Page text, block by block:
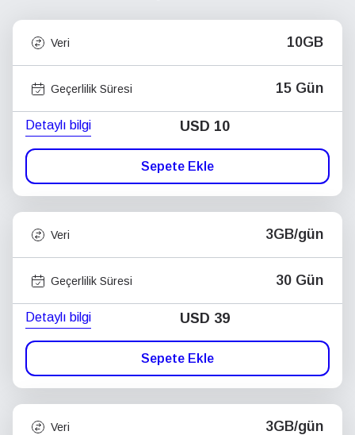
Veri 10GB
Geçerlilik Süresi 15 Gün
Detaylı bilgi USD 10
Sepete Ekle
Veri 3GB/gün
Geçerlilik Süresi 30 Gün
Detaylı bilgi USD 39
Sepete Ekle
Veri 3GB/gün